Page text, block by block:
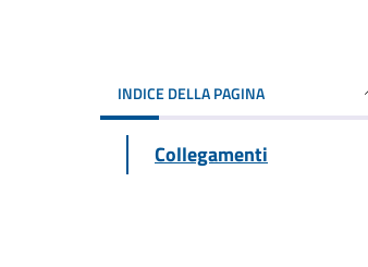
INDICE DELLA PAGINA
Collegamenti